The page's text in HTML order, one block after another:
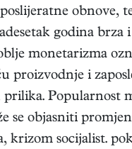
obnove,
godina brza
monetarizma
proizvodnje i
Popularnost
se objasniti
krizom socijalist.